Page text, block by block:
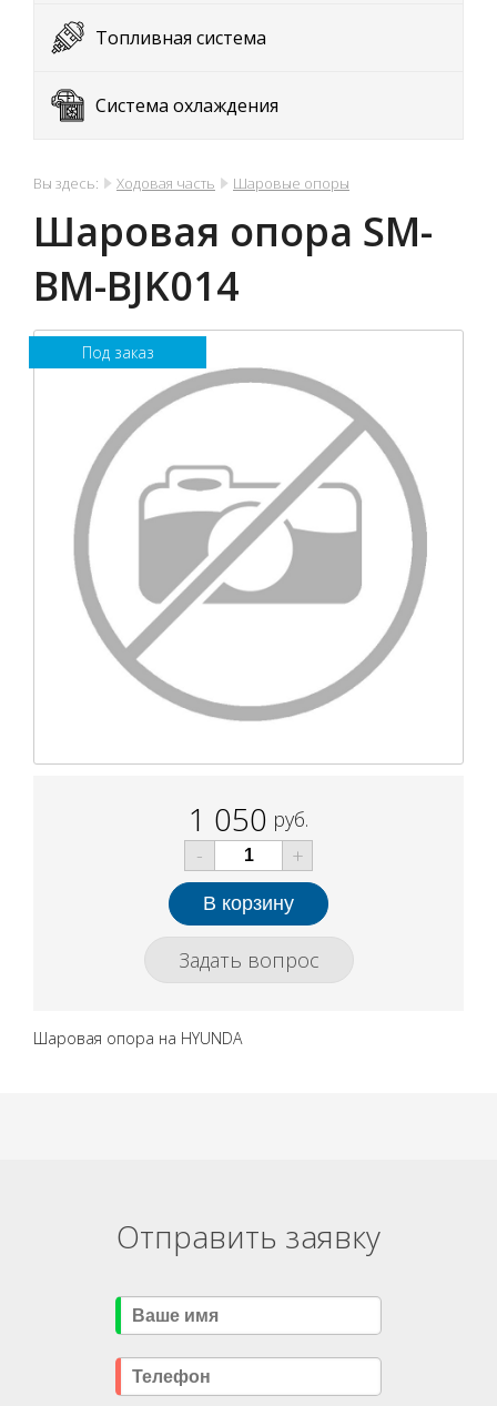
Топливная система
Система охлаждения
Вы здесь: Ходовая часть Шаровые опоры
Шаровая опора SM-
BM-BJK014
Под заказ
1 050 руб.
-
+
Задать вопрос
Шаровая опора на HYUNDA
Отправить заявку